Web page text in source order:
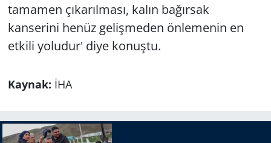
tamamen çıkarılması, kalın bağırsak
kanserini henüz gelişmeden önlemenin en
etkili yoludur' diye konuştu.
Kaynak: İHA